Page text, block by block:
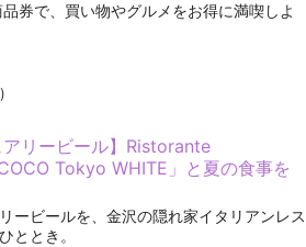
券で、買い物やグルメをお得に満喫しよ
アリービール】Ristorante
Tokyo WHITE」と夏の食事を
ービールを、金沢の隠れ家イタリアンレス
ととき。